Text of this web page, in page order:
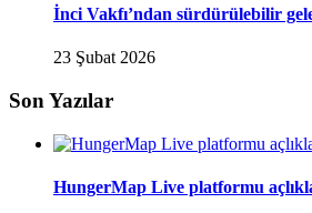
İnci Vakfı’ndan sürdürülebilir
23 Şubat 2026
Son Yazılar
HungerMap Live platformu